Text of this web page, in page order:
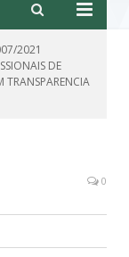
2021
DE
TRANSPARENCIA
0